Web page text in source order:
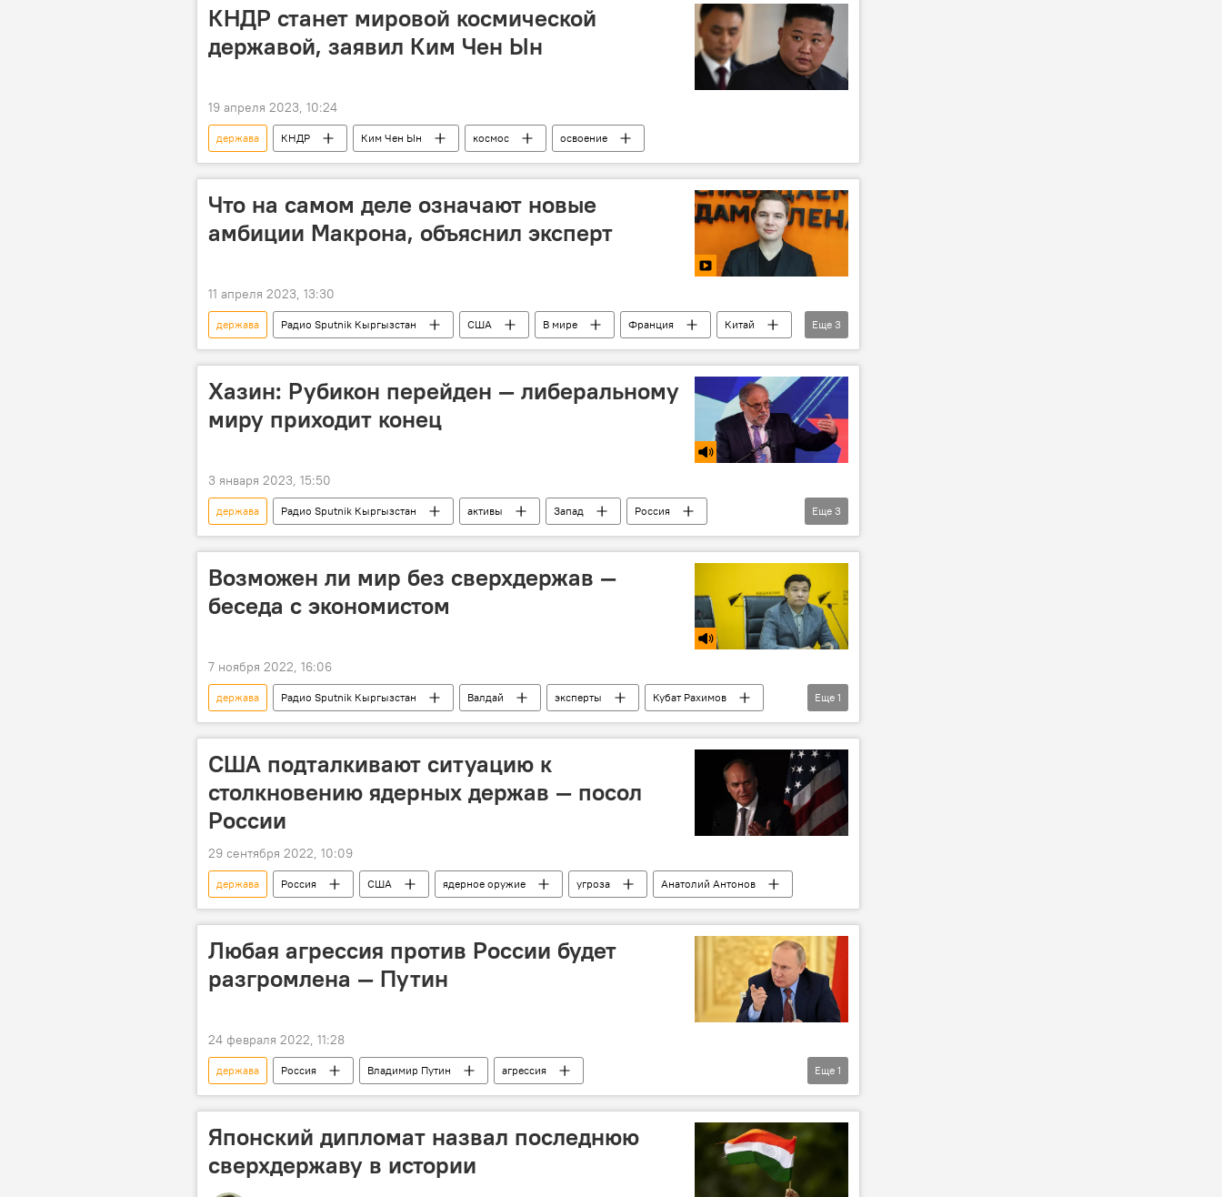
КНДР станет мировой космической
державой, заявил Ким Чен Ын
19 апреля 2023, 10:24
держава КНДР Ким Чен Ын космос освоение
Что на самом деле означают новые
амбиции Макрона, объяснил эксперт
11 апреля 2023, 13:30
держава Радио Sputnik Кыргызстан США В мире Франция
Китай
Россия
Политика зависимость
Еще 3
Хазин: Рубикон перейден — либеральному
миру приходит конец
3 января 2023, 15:50
держава Радио Sputnik Кыргызстан активы Запад
Россия
экономика
Политика кризис
Еще 3
Возможен ли мир без сверхдержав —
беседа с экономистом
7 ноября 2022, 16:06
держава Радио Sputnik Кыргызстан Валдай эксперты
Кубат Рахимов
Об экономике и не только с Кубатом Рахимовым
Еще 1
США подталкивают ситуацию к
столкновению ядерных держав — посол
России
29 сентября 2022, 10:09
держава Россия США ядерное оружие угроза Анатолий Антонов
Любая агрессия против России будет
разгромлена — Путин
24 февраля 2022, 11:28
держава Россия Владимир Путин
агрессия
Спецоперация России по защите Донбасса
Еще 1
Японский дипломат назвал последнюю
сверхдержаву в истории